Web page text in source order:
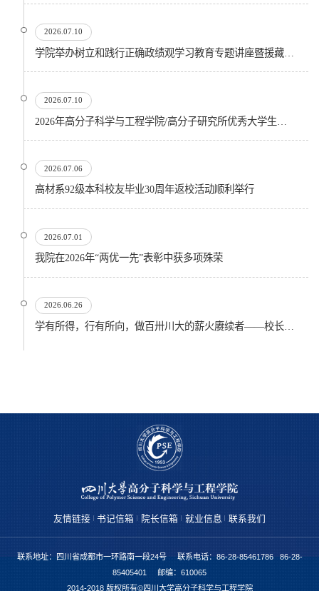
2026.07.10
2026.07.10
2026.07.06
高材系92级本科校友毕业30周年返校活动顺利举行
2026.07.01
我院在2026年“两优一先”表彰中获多项殊荣
2026.06.26
友情链接 书记信箱 院长信箱 就业信息 联系我们
联系地址：四川省成都市一环路南一段24号 联系电话：86-28-85461786 86-28-
85405401 邮编：610065
2014-2018 版权所有©四川大学高分子科学与工程学院